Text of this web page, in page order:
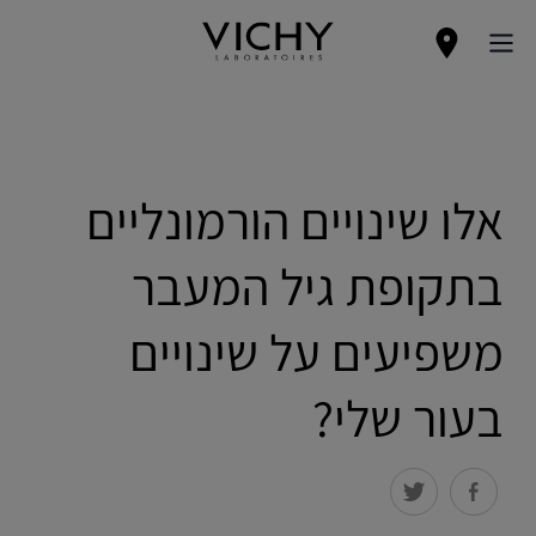
אלו שינויים הורמונליים
בתקופת גיל המעבר
משפיעים על שינויים
בעור שלי?